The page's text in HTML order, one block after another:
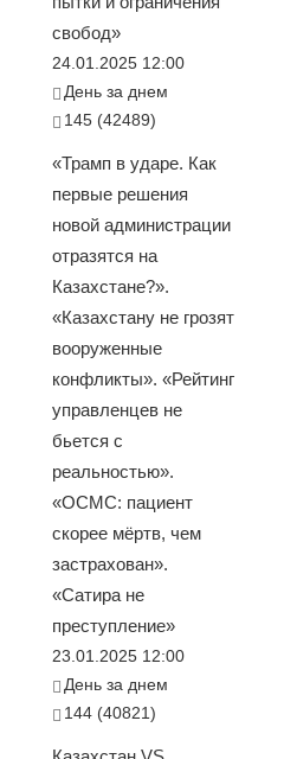
свобод»
24.01.2025 12:00
День за днем
145 (42489)
«Трамп в ударе. Как
первые решения
новой администрации
отразятся на
Казахстане?».
«Казахстану не грозят
вооруженные
конфликты». «Рейтинг
управленцев не
бьется с
реальностью».
«ОСМС: пациент
скорее мёртв, чем
застрахован».
«Сатира не
преступление»
23.01.2025 12:00
День за днем
144 (40821)